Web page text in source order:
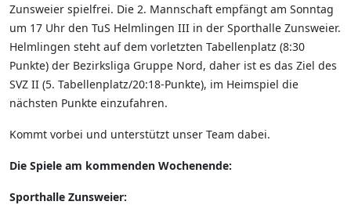
Zunsweier spielfrei. Die 2. Mannschaft empfängt am Sonntag
um 17 Uhr den TuS Helmlingen III in der Sporthalle Zunsweier.
Helmlingen steht auf dem vorletzten Tabellenplatz (8:30
Punkte) der Bezirksliga Gruppe Nord, daher ist es das Ziel des
SVZ II (5. Tabellenplatz/20:18-Punkte), im Heimspiel die
nächsten Punkte einzufahren.
Kommt vorbei und unterstützt unser Team dabei.
Die Spiele am kommenden Wochenende:
Sporthalle Zunsweier: